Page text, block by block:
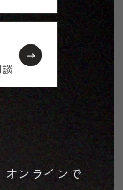
ンラインで